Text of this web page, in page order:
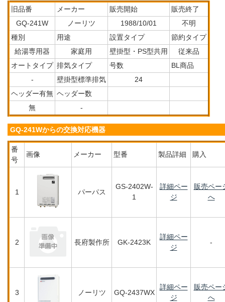
旧品番 メーカー 販売開始
販売終了
GQ-241W
ノーリツ 1988/10/01
不明
種別
用途 設置タイプ
節約タイプ
給湯専用器
家庭用 壁掛型・PS型共用
従来品
オートタイプ 排気タイプ 号数
BL商品
-
壁掛型標準排気
24
ヘッダー有無 ヘッダー数
無
-
GQ-241Wからの交換対応機器
番
号
画像 メーカー 型番 製品詳細 購入
1 パーパス
GS-2402W-
1
詳細ペー
ジ
販売ペー
へ
2 長府製作所 GK-2423K
詳細ペー
ジ
-
3 ノーリツ GQ-2437WX
詳細ペー
ジ
販売ペー
へ